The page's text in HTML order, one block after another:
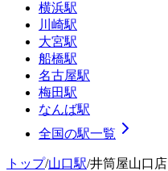
横浜駅
川崎駅
大宮駅
船橋駅
名古屋駅
梅田駅
なんば駅
全国の駅一覧
トップ/山口駅/井筒屋山口店